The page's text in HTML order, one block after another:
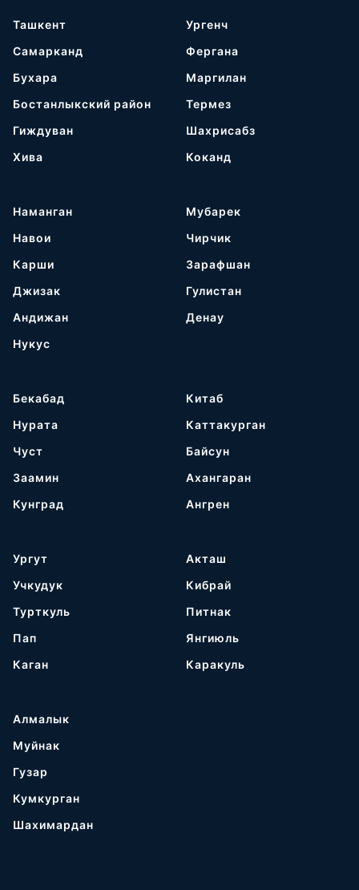
Ташкент
Самарканд
Бухара
Бостанлыкский район
Гиждуван
Хива
Ургенч
Фергана
Маргилан
Термез
Шахрисабз
Коканд
Наманган
Навои
Карши
Джизак
Андижан
Нукус
Мубарек
Чирчик
Зарафшан
Гулистан
Денау
Бекабад
Нурата
Чуст
Заамин
Кунград
Китаб
Каттакурган
Байсун
Ахангаран
Ангрен
Ургут
Учкудук
Турткуль
Пап
Каган
Акташ
Кибрай
Питнак
Янгиюль
Каракуль
Алмалык
Муйнак
Гузар
Кумкурган
Шахимардан